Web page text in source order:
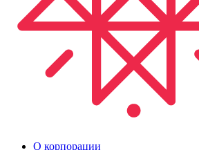
О корпорации